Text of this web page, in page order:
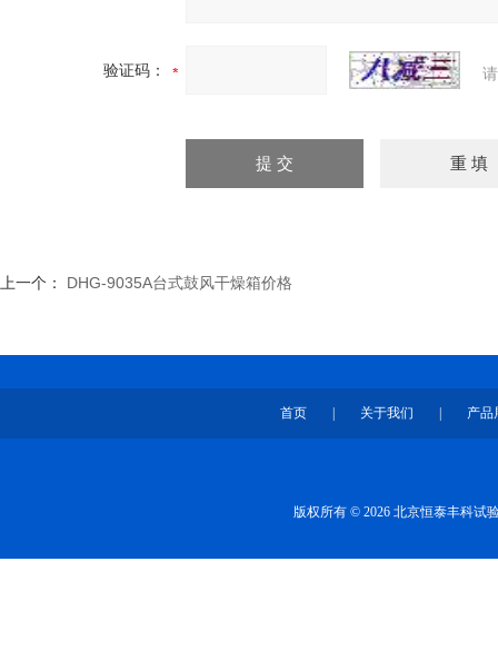
验证码：
上一个： DHG-9035A台式鼓风干燥箱价格
首页 关于我们 产品
版权所有 © 2026 北京恒泰丰科试